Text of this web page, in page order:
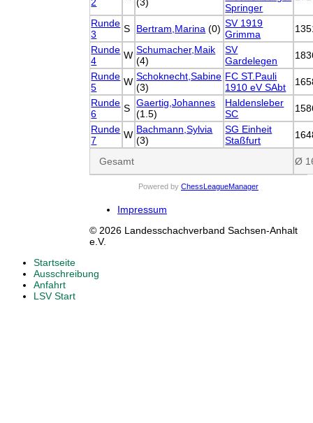
Springer
Runde
3
S Bertram,Marina (0) SV 1919
Grimma
Runde
4
W Schumacher,Maik
(4)
SV
Gardelegen
Runde
5
W Schoknecht,Sabine
(3)
FC ST.Pauli
1910 eV SAbt
Runde
6
S Gaertig,Johannes
(1.5)
Haldensleber
SC
Runde
7
W Bachmann,Sylvia
(3)
SG Einheit
Staßfurt
Gesamt Ø
Powered by ChessLeagueManager
Impressum
© 2026 Landesschachverband Sachsen-Anhalt
e.V.
Startseite
Ausschreibung
Anfahrt
LSV Start